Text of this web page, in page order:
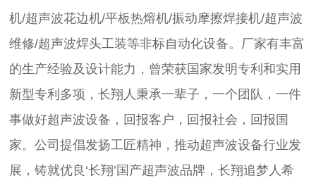
机/超声波花边机/平板热熔机/振动摩擦焊接机/超声波
维修/超声波焊头工装等非标自动化设备。厂家有丰富
的生产经验及设计能力，曾荣获国家发明专利和实用
新型专利多项，长翔人秉承一辈子，一个团队，一件
事做好超声波设备，回报客户，回报社会，回报国
家。公司提倡发扬工匠精神，推动超声波设备行业发
展，铸就优良‘长翔’国产超声波品牌，长翔追梦人希